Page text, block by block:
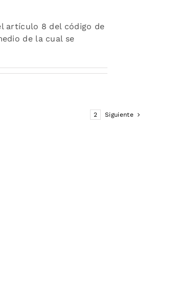
artículo 8 del código de
de la cual se
2 Siguiente